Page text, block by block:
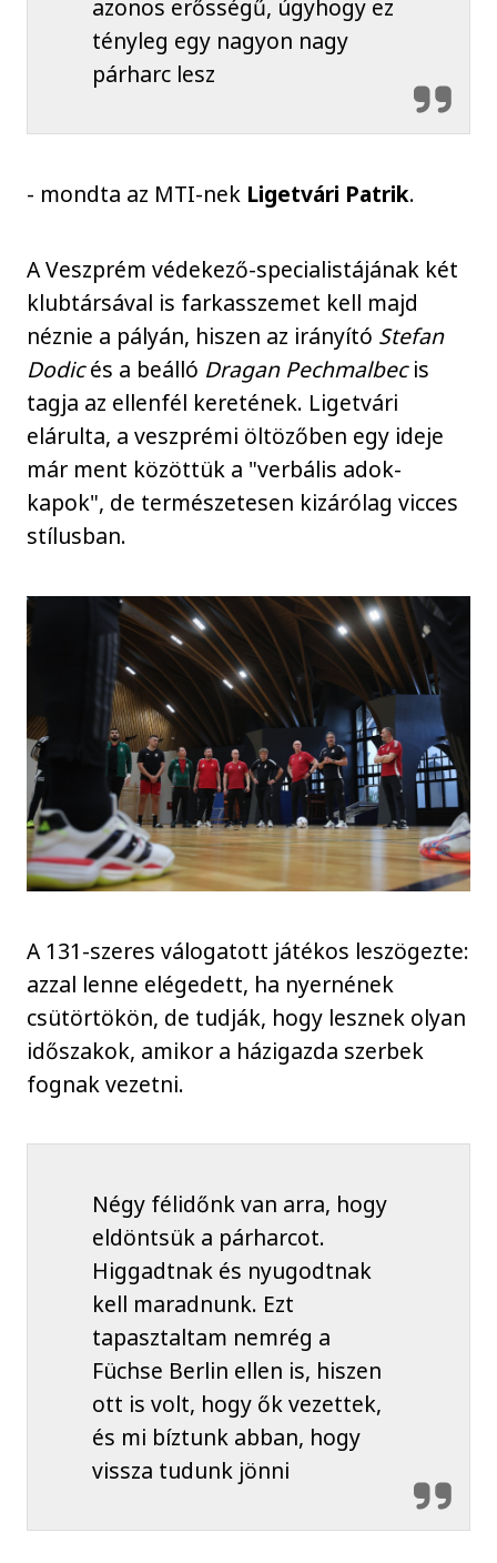
azonos erősségű, úgyhogy ez
tényleg egy nagyon nagy
párharc lesz
- mondta az MTI-nek Ligetvári Patrik.
A Veszprém védekező-specialistájának két
klubtársával is farkasszemet kell majd
néznie a pályán, hiszen az irányító Stefan
Dodicés a beálló Dragan Pechmalbecis
tagja az ellenfél keretének. Ligetvári
elárulta, a veszprémi öltözőben egy ideje
már ment közöttük a "verbális adok-
kapok", de természetesen kizárólag vicces
stílusban.
A 131-szeres válogatott játékos leszögezte:
azzal lenne elégedett, ha nyernének
csütörtökön, de tudják, hogy lesznek olyan
időszakok, amikor a házigazda szerbek
fognak vezetni.
Négy félidőnk van arra, hogy
eldöntsük a párharcot.
Higgadtnak és nyugodtnak
kell maradnunk. Ezt
tapasztaltam nemrég a
Füchse Berlin ellen is, hiszen
ott is volt, hogy ők vezettek,
és mi bíztunk abban, hogy
vissza tudunk jönni